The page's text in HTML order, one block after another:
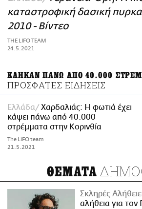
ΑΜΠΑ
PRINT
καταστροφική δασική
2010 - Βίντεο
THE LIFO TEAM
24.5.2021
ΚΑΗΚΑΝ ΠΑΝΩ ΑΠΟ 40.000
ΠΡΟΣΦΑΤΕΣ ΕΙΔΗΣΕΙΣ
Ελλάδα
Χαρδαλιάς: Η φωτιά έχει
κάψει πάνω από 40.000
στρέμματα στην Κορινθία
The LiFO team
21.5.2021
ΘΕΜΑΤΑ
Σκληρές
αλήθεια για